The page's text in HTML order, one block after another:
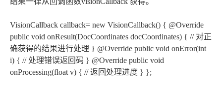
VisionCallback callback= new VisionCallback() { @Override
public void onResult(DocCoordinates docCoordinates) { // 对正
确获得的结果进行处理 } @Override public void onError(int
i) { // 处理错误返回码 } @Override public void
onProcessing(float v) { // 返回处理进度 } };